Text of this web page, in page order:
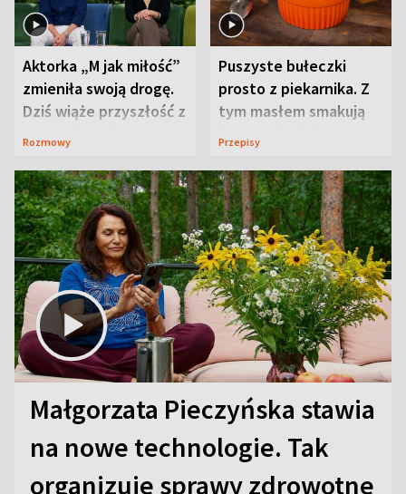
Aktorka „M jak miłość”
zmieniła swoją drogę.
Dziś wiąże przyszłość z
neurobiologią
Rozmowy
Puszyste bułeczki
prosto z piekarnika. Z
tym masłem smakują
jeszcze lepiej
Przepisy
Małgorzata Pieczyńska stawia
na nowe technologie. Tak
organizuje sprawy zdrowotne